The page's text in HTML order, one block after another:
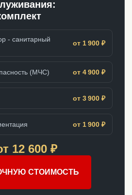
- санитарный
от 1 900 ₽
(МЧС) от 4 900 ₽
от 3 900 ₽
от 1 900 ₽
12 600 ₽
СТОИМОСТЬ